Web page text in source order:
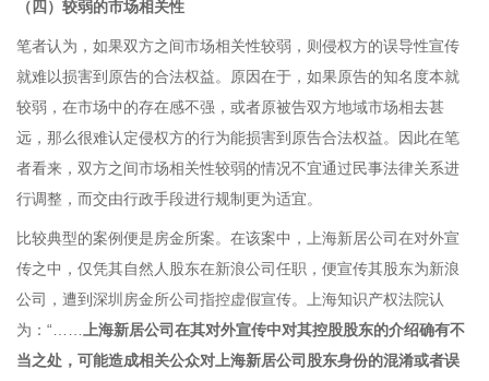
（四）较弱的市场相关性
笔者认为，如果双方之间市场相关性较弱，则侵权方的误导性宣传
就难以损害到原告的合法权益。原因在于，如果原告的知名度本就
较弱，在市场中的存在感不强，或者原被告双方地域市场相去甚
远，那么很难认定侵权方的行为能损害到原告合法权益。因此在笔
者看来，双方之间市场相关性较弱的情况不宜通过民事法律关系进
行调整，而交由行政手段进行规制更为适宜。
比较典型的案例便是房金所案。在该案中，上海新居公司在对外宣
传之中，仅凭其自然人股东在新浪公司任职，便宣传其股东为新浪
公司，遭到深圳房金所公司指控虚假宣传。上海知识产权法院认
为：“……
上海新居公司在其对外宣传中对其控股股东的介绍确有不
当之处，可能造成相关公众对上海新居公司股东身份的混淆或者误